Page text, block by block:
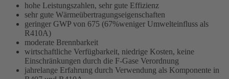
hohe Leistungszahlen, sehr gute Effizienz
sehr gute Wärmeübertragungseigenschaften
geringer GWP von 675 (67%weniger Umwelteinfluss als
R410A)
moderate Brennbarkeit
wirtschaftliche Verfügbarkeit, niedrige Kosten, keine
Einschränkungen durch die F-Gase Verordnung
jahrelange Erfahrung durch Verwendung als Komponente in